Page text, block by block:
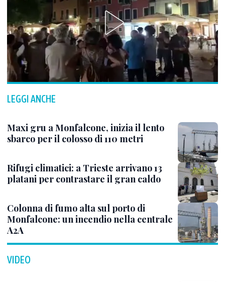
LEGGI ANCHE
Maxi gru a Monfalcone, inizia il lento
sbarco per il colosso di 110 metri
Rifugi climatici: a Trieste arrivano 13
platani per contrastare il gran caldo
Colonna di fumo alta sul porto di
Monfalcone: un incendio nella centrale
A2A
VIDEO